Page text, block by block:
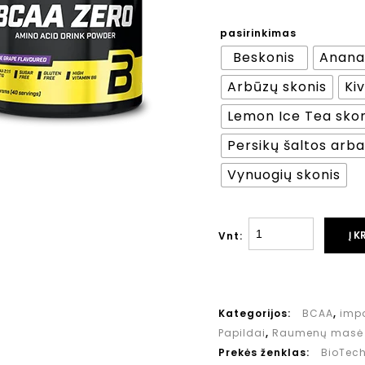
pasirinkimas
Beskonis
Arbūzų skonis
Lemon Ice Tea
Persikų šaltos
Vynuogių skonis
Vnt: Į
Kategorijos: BCAA,
Papildai, Raumenų masė
Prekės ženklas: